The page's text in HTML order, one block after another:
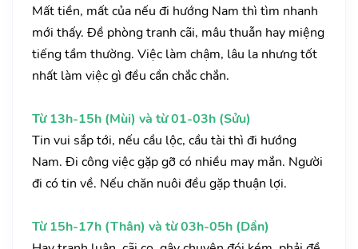
Mất tiền, mất của nếu đi hướng Nam thì tìm nhanh
mới thấy. Đề phòng tranh cãi, mâu thuẫn hay miệng
tiếng tầm thường. Việc làm chậm, lâu la nhưng tốt
nhất làm việc gì đều cần chắc chắn.
Từ 13h-15h (Mùi) và từ 01-03h (Sửu)
Tin vui sắp tới, nếu cầu lộc, cầu tài thì đi hướng
Nam. Đi công việc gặp gỡ có nhiều may mắn. Người
đi có tin về. Nếu chăn nuôi đều gặp thuận lợi.
Từ 15h-17h (Thân) và từ 03h-05h (Dần)